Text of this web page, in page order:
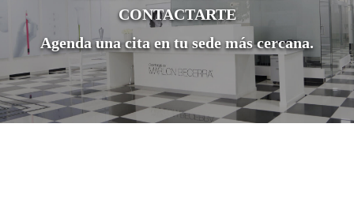
CONTACTARTE
Agenda una cita en tu sede más cercana.